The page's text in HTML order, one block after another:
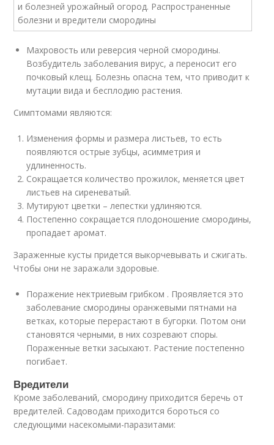
Махровость или реверсия черной смородины.
Возбудитель заболевания вирус, а переносит его
почковый клещ. Болезнь опасна тем, что приводит к
мутации вида и бесплодию растения.
Симптомами являются:
Изменения формы и размера листьев, то есть
появляются острые зубцы, асимметрия и
удлиненность.
Сокращается количество прожилок, меняется цвет
листьев на сиреневатый.
Мутируют цветки – лепестки удлиняются.
Постепенно сокращается плодоношение смородины,
пропадает аромат.
Зараженные кусты придется выкорчевывать и сжигать.
Чтобы они не заражали здоровые.
Поражение нектриевым грибком . Проявляется это
заболевание смородины оранжевыми пятнами на
ветках, которые перерастают в бугорки. Потом они
становятся черными, в них созревают споры.
Пораженные ветки засыхают. Растение постепенно
погибает.
Вредители
Кроме заболеваний, смородину приходится беречь от
вредителей. Садоводам приходится бороться со
следующими насекомыми-паразитами: